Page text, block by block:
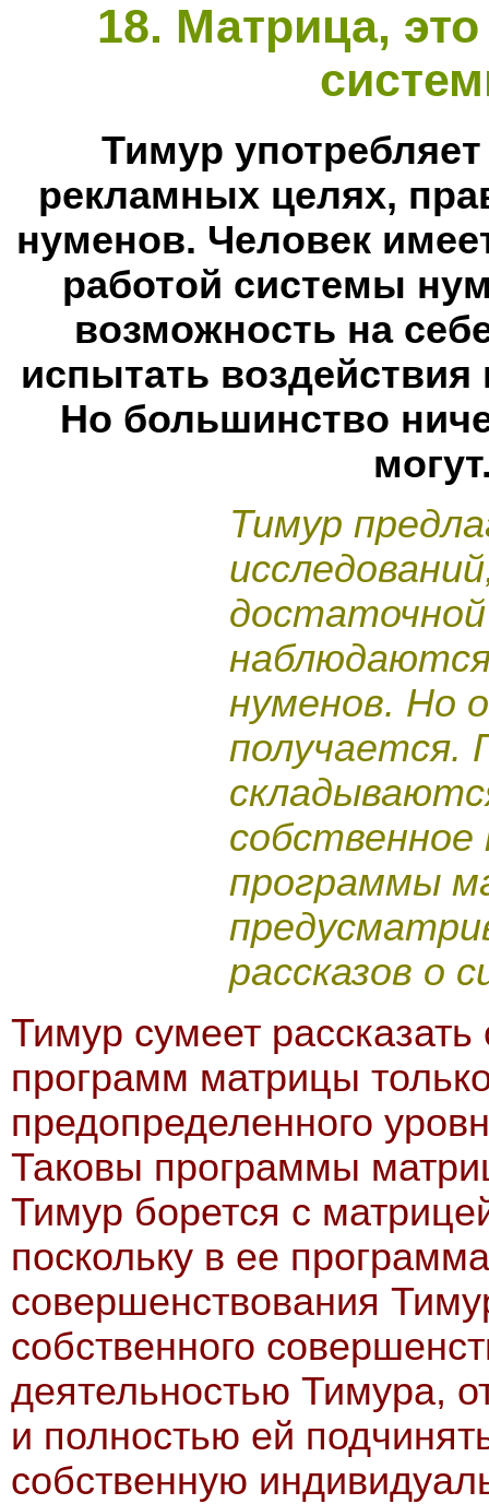
18. Матрица,
Тимур
рекламных целях,
нуменов. Человек
работой системы
возможность на
испытать
Но большинство
Тимур
нуменов. Но
получается.
программы
рассказов о
Тимур сумеет
программ матрицы
предопределенного
Таковы программы
Тимур борется с
поскольку в ее
совершенствования
собственного
деятельностью Тимура,
и полностью ей
собственную